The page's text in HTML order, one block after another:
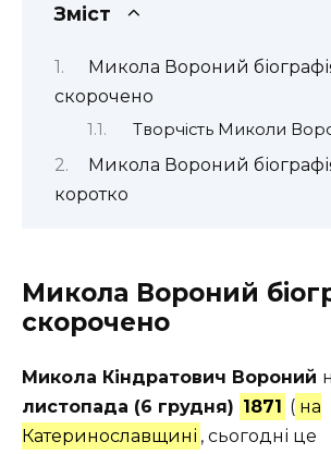
Зміст
Микола Вороний
скорочено
Творчість Миколи
Микола Вороний
коротко
Микола Вороний
скорочено
Микола Кіндратович Вороний
листопада (6 грудня) 1871 ( на
Катеринославщині , сьогодні це